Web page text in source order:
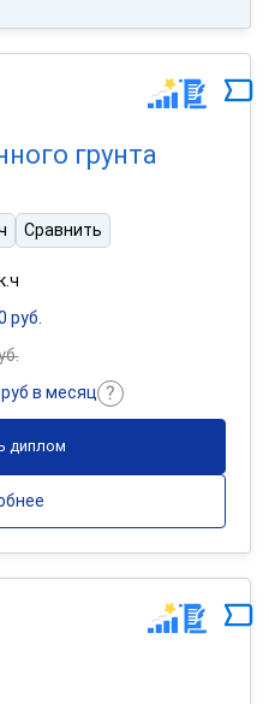
грунта
Сравнить
руб.
в месяц
диплом